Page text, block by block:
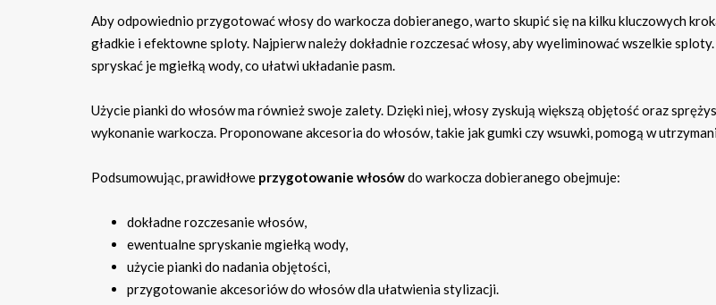
Aby odpowiednio przygotować włosy do warkocza dobieranego, warto skupić się na kilku kluczowych
gładkie i efektowne sploty. Najpierw należy dokładnie rozczesać włosy, aby wyeliminować wszelkie
spryskać je mgiełką wody, co ułatwi układanie pasm.
Użycie pianki do włosów ma również swoje zalety. Dzięki niej, włosy zyskują większą objętość oraz
wykonanie warkocza. Proponowane akcesoria do włosów, takie jak gumki czy wsuwki, pomogą w
Podsumowując, prawidłowe przygotowanie włosówdo warkocza dobieranego obejmuje:
dokładne rozczesanie włosów,
ewentualne spryskanie mgiełką wody,
użycie pianki do nadania objętości,
przygotowanie akcesoriów do włosów dla ułatwienia stylizacji.